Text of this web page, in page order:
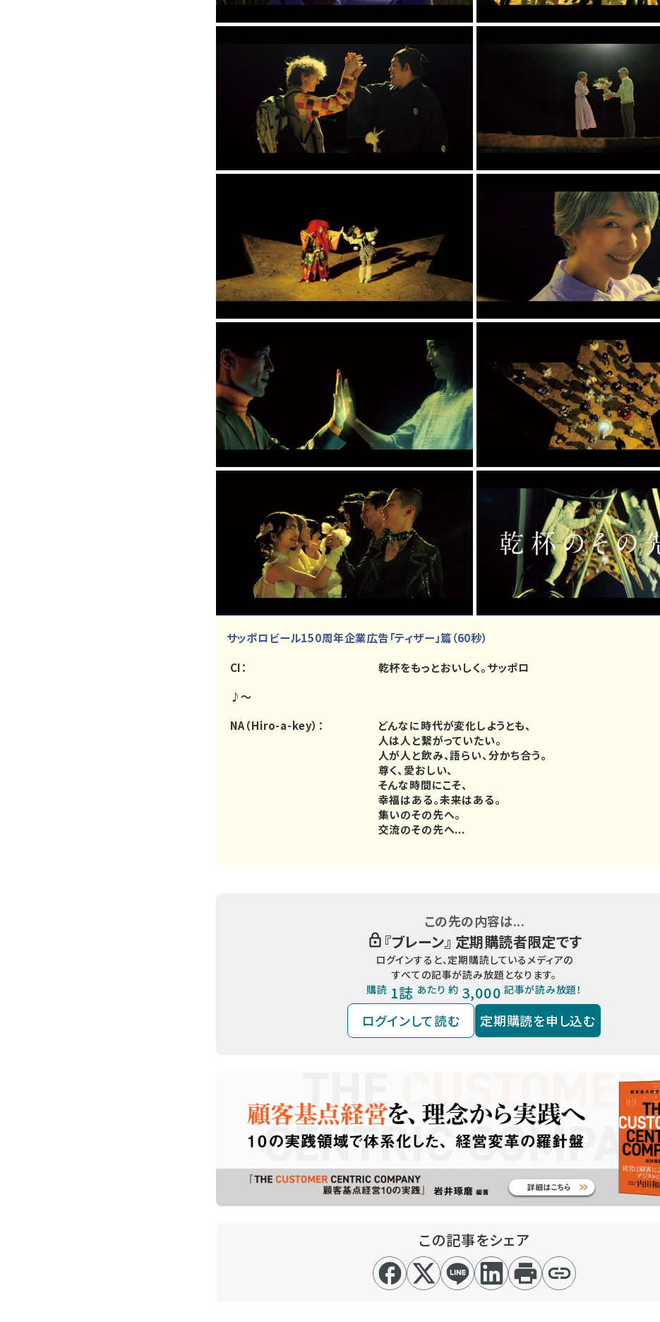
サッポロビール150周年企業広告「ティザー」篇（60秒）
CI：
乾杯をもっとおいしく。サッポロ
♪～
NA（Hiro-a-key）：
どんなに時代が変化しようとも、
人は人と繋がっていたい。
人が人と飲み、語らい、分かち合う。
尊く、愛おしい、
そんな時間にこそ、
幸福はある。未来はある。
集いのその先へ。
交流のその先へ...
この先の内容は...
『ブレーン』 定期購読者限定です
ログインすると、定期購読しているメディアの
すべての記事が読み放題となります。
購読 1誌 あたり 約 3,000 記事が読み放題！
ログインして読む 定期購読を申し込む
この記事をシェア